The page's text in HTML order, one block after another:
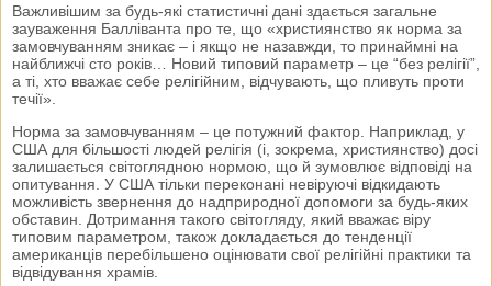
Важливішим за будь-які статистичні дані здається загальне
зауваження Балліванта про те, що «християнство як норма за
замовчуванням зникає – і якщо не назавжди, то принаймні на
найближчі сто років… Новий типовий параметр – це “без релігії”,
а ті, хто вважає себе релігійним, відчувають, що пливуть проти
течії».
Норма за замовчуванням – це потужний фактор. Наприклад, у
США для більшості людей релігія (і, зокрема, християнство) досі
залишається світоглядною нормою, що й зумовлює відповіді на
опитування. У США тільки переконані невіруючі відкидають
можливість звернення до надприродної допомоги за будь-яких
обставин. Дотримання такого світогляду, який вважає віру
типовим параметром, також докладається до тенденції
американців перебільшено оцінювати свої релігійні практики та
відвідування храмів.